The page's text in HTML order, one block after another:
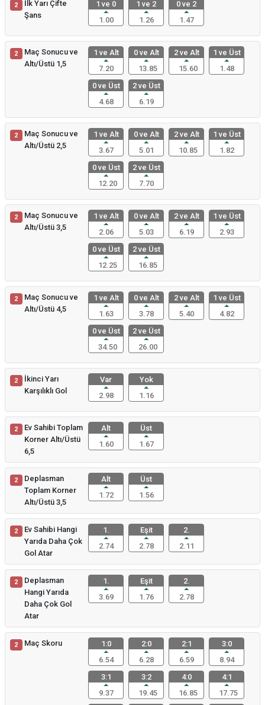
2
İlk Yarı Çifte
Şans
1 ve 0
1.00
1 ve 2
1.26
0 ve 2
1.47
2
Maç Sonucu ve
Altı/Üstü 1,5
1 ve Alt
7.20
0 ve Alt
13.85
2 ve Alt
15.60
1 ve Üst
1.48
0 ve Üst
4.68
2 ve Üst
6.19
2
Maç Sonucu ve
Altı/Üstü 2,5
1 ve Alt
3.67
0 ve Alt
5.01
2 ve Alt
10.85
1 ve Üst
1.82
0 ve Üst
12.20
2 ve Üst
7.70
2
Maç Sonucu ve
Altı/Üstü 3,5
1 ve Alt
2.06
0 ve Alt
5.03
2 ve Alt
6.19
1 ve Üst
2.93
0 ve Üst
12.25
2 ve Üst
16.85
2
Maç Sonucu ve
Altı/Üstü 4,5
1 ve Alt
1.63
0 ve Alt
3.78
2 ve Alt
5.40
1 ve Üst
4.82
0 ve Üst
34.50
2 ve Üst
26.00
2
İkinci Yarı
Karşılıklı Gol
Var
2.98
Yok
1.16
2
Ev Sahibi Toplam
Korner Altı/Üstü
6,5
Alt
1.60
Üst
1.67
2
Deplasman
Toplam Korner
Altı/Üstü 3,5
Alt
1.72
Üst
1.56
2
Ev Sahibi Hangi
Yarıda Daha Çok
Gol Atar
1.
2.74
Eşit
2.78
2.
2.11
2
Deplasman
Hangi Yarıda
Daha Çok Gol
Atar
1.
3.69
Eşit
1.76
2.
2.78
2 Maç Skoru
1:0
6.54
2:0
6.28
2:1
6.59
3:0
8.94
3:1
9.37
3:2
19.45
4:0
16.85
4:1
17.75